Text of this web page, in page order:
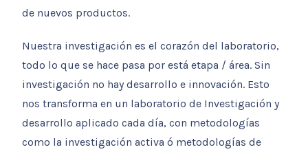
de nuevos productos.
Nuestra investigación es el corazón del laboratorio,
todo lo que se hace pasa por está etapa / área. Sin
investigación no hay desarrollo e innovación. Esto
nos transforma en un laboratorio de Investigación y
desarrollo aplicado cada día, con metodologías
como la investigación activa ó metodologías de